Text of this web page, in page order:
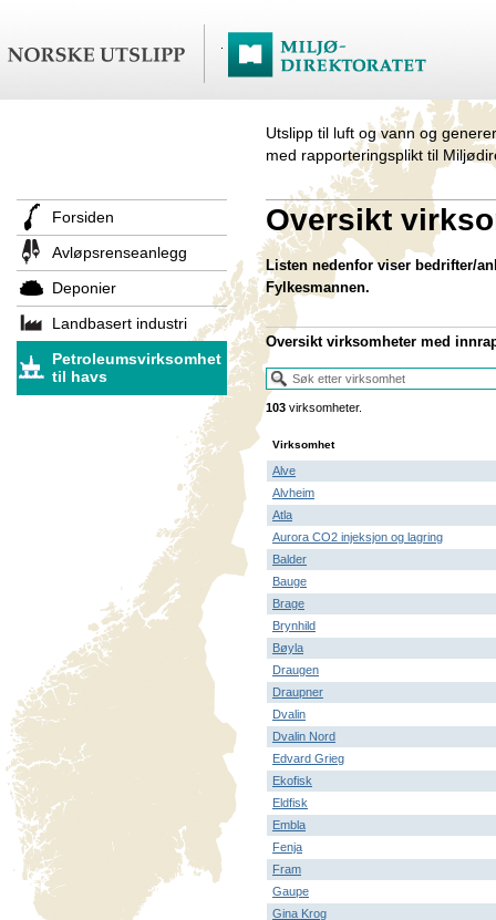
Utslipp til luft og vann og
med rapporteringsplikt til
Forsiden
Avløpsrenseanlegg
Deponier
Landbasert industri
Petroleumsvirksomhet
til havs
Oversikt
Listen nedenfor viser bedrifter/
Fylkesmannen.
Oversikt virksomheter med
103 virksomheter.
Virksomhet
Alve
Alvheim
Atla
Aurora CO2 injeksjon og lagring
Balder
Bauge
Brage
Brynhild
Bøyla
Draugen
Draupner
Dvalin
Dvalin Nord
Edvard Grieg
Ekofisk
Eldfisk
Embla
Fenja
Fram
Gaupe
Gina Krog